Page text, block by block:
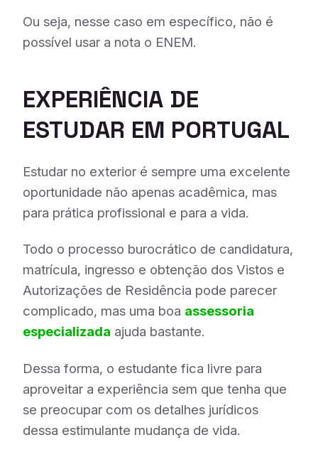
Ou seja, nesse caso em específico, não é
possível usar a nota o ENEM.
EXPERIÊNCIA DE
ESTUDAR EM PORTUGAL
Estudar no exterior é sempre uma excelente
oportunidade não apenas acadêmica, mas
para prática profissional e para a vida.
Todo o processo burocrático de candidatura,
matrícula, ingresso e obtenção dos Vistos e
Autorizações de Residência pode parecer
complicado, mas uma boa assessoria
especializada ajuda bastante.
Dessa forma, o estudante fica livre para
aproveitar a experiência sem que tenha que
se preocupar com os detalhes jurídicos
dessa estimulante mudança de vida.